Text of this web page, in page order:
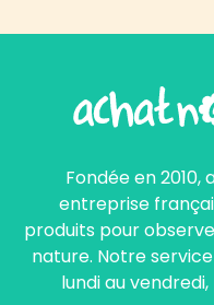
Fondée en
entreprise
produits pour
nature. Notre
lundi au